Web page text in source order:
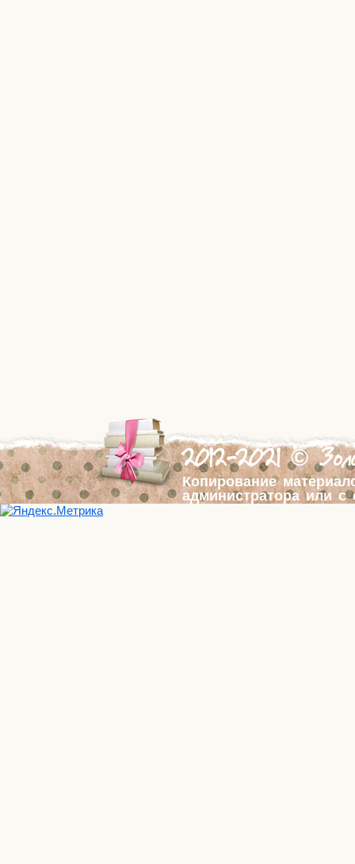
2012-2021 ©
Копирование
администратора или с